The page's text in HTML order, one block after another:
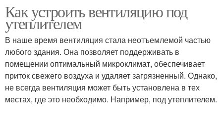
Как устроить вентиляцию под
утеплителем
В наше время вентиляция стала неотъемлемой частью
любого здания. Она позволяет поддерживать в
помещении оптимальный микроклимат, обеспечивает
приток свежего воздуха и удаляет загрязненный. Однако,
не всегда вентиляция может быть установлена в тех
местах, где это необходимо. Например, под утеплителем.